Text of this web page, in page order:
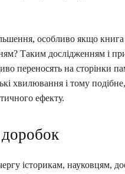
особливо якщо
Таким дослідженням і
переносять на сторінки
хвилювання і тому
ефекту.
доробок
історикам, науковцям,